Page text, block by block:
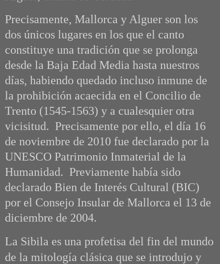
Precisamente, Mallorca y Alguer son los
dos únicos lugares en los que el canto
constituye una tradición que se prolonga
desde la Baja Edad Media hasta nuestros
días, habiendo quedado incluso inmune de
la prohibición acaecida en el Concilio de
Trento (1545-1563) y a cualesquier otra
vicisitud. Precisamente por ello, el día 16
de noviembre de 2010 fue declarado por la
UNESCO Patrimonio Inmaterial de la
Humanidad. Previamente había sido
declarado Bien de Interés Cultural (BIC)
por el Consejo Insular de Mallorca el 13 de
diciembre de 2004.
La Sibila es una profetisa del fin del mundo
de la mitología clásica que se introdujo y